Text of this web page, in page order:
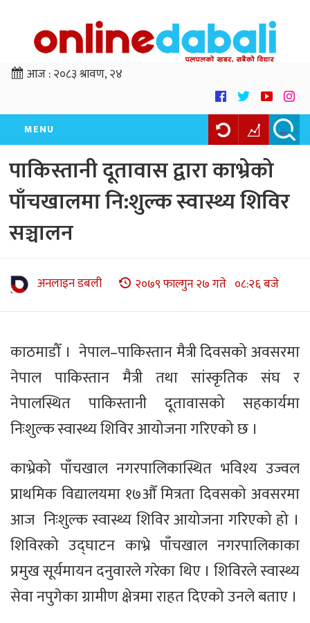
आज :२०८३ श्रावण, २४
MENU
पाकिस्तानी दूतावास द्वारा काभ्रेको
पाँचखालमा नि:शुल्क स्वास्थ्य शिविर
सञ्चालन
अनलाइन डबली २०७९ फाल्गुन २७ गते ०८:२६ बजे
काठमाडौँ । नेपाल–पाकिस्तान मैत्री दिवसको अवसरमा
नेपाल पाकिस्तान मैत्री तथा सांस्कृतिक संघ र
नेपालस्थित पाकिस्तानी दूतावासको सहकार्यमा
निःशुल्क स्वास्थ्य शिविर आयोजना गरिएको छ ।
काभ्रेको पाँचखाल नगरपालिकास्थित भविश्य उज्वल
प्राथमिक विद्यालयमा १७औँ मित्रता दिवसको अवसरमा
आज निःशुल्क स्वास्थ्य शिविर आयोजना गरिएको हो ।
शिविरको उद्घाटन काभ्रे पाँचखाल नगरपालिकाका
प्रमुख सूर्यमायन दनुवारले गरेका थिए । शिविरले स्वास्थ्य
सेवा नपुगेका ग्रामीण क्षेत्रमा राहत दिएको उनले बताए ।